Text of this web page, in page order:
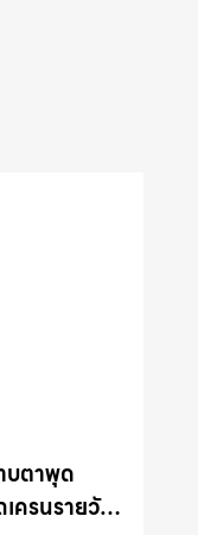
บตาพุด
ครนรายวัน